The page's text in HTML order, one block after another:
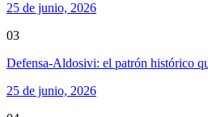
25 de junio, 2026
03
Defensa-Aldosivi: el patrón histórico
25 de junio, 2026